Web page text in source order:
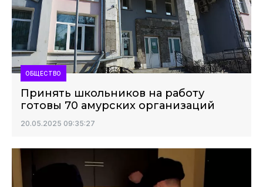
ОБЩЕСТВО
Принять школьников на работу
готовы 70 амурских организаций
20.05.2025 09:35:27